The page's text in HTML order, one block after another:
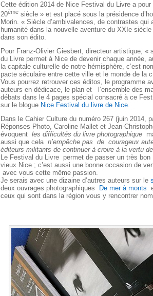
Cette édition 2014 de Nice Festival du Livre a
20ème siècle » et est placé sous la présidence
Morin. « Siècle d’ambivalences, de contrastes qui
humanité dans la nouvelle aventure du XXIe siècle
dans son édito.
Pour Franz-Olivier Giesbert, directeur artistique, «
du Livre permet à Nice de devenir chaque année,
la capitale culturelle de notre hémisphère, c’est
pacte séculaire entre cette ville et le monde de la
Vous pourrez retrouver ces éditos, le programme
auteurs en dédicace, le plan et l’ensemble des
débats dans le 4 pages spécial consacré à ce
sur le blogue Nice Festival du livre de Nice
Dans le Cahier Culture du numéro 267 (juin 2014,
Réponses Photo, Caroline Mallet et Jean-
évoquent les difficultés du livre photographique
aussi que cela n’empêche pas de courageux
éditeurs militants de continuer à croire à la vertu
Le Festival du Livre permet de passer un très
vieux Nice ; c’est aussi une bonne occasion de
avec vous cette même passion.
Je serais avec une dizaine d’autres auteurs sur le
deux ouvrages photographiques De mer à monts
ceux qui sont dans la région vous y rencontrer